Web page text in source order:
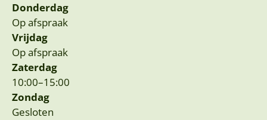
Donderdag
Op afspraak
Vrijdag
Op afspraak
Zaterdag
10:00–15:00
Zondag
Gesloten